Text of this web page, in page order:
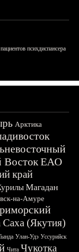
психдиспансера
Арктика
ВостокЕАО
край
Магадан
на-Амуре
Саха (Якутия)
Улан-Удэ Уссурийск
Чита Чукотка